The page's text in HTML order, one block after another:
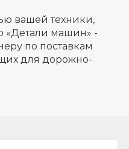
вашей техники,
«Детали машин» -
по поставкам
для дорожно-